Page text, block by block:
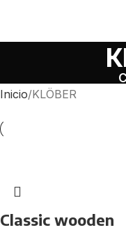
Inicio KLÖBER
Classic wooden